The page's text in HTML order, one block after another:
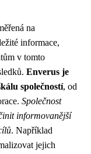
na
informace,
v tomto
Enverus je
společností, od
Společnost
informovanější
. Například
jejich